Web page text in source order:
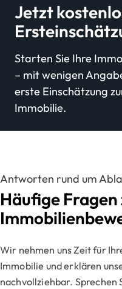
Jetzt
Starten Sie Ihre
– mit wenigen
erste Einschätzung
Immobilie.
Antworten rund um
Häufige Fragen
Wir nehmen uns Zeit für
Immobilie und erklären
nachvollziehbar. Sprechen